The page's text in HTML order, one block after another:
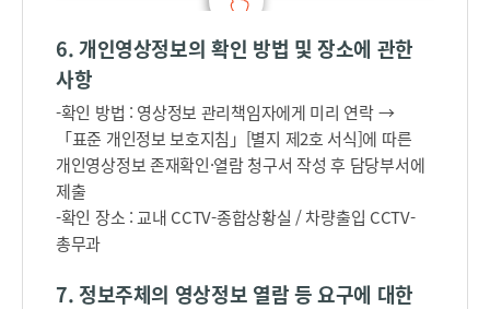
6. 개인영상정보의 확인 방법 및 장소에 관한
사항
-확인 방법 : 영상정보 관리책임자에게 미리 연락 →
「표준 개인정보 보호지침」[별지 제2호 서식]에 따른
개인영상정보 존재확인·열람 청구서 작성 후 담당부서에
제출
-확인 장소 : 교내 CCTV-종합상황실 / 차량출입 CCTV-
총무과
7. 정보주체의 영상정보 열람 등 요구에 대한